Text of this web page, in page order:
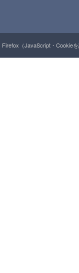
（JavaScript・Cookie